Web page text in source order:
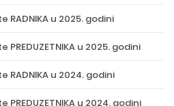
u 2025. godini
u 2025. godini
u 2024. godini
u 2024. godini